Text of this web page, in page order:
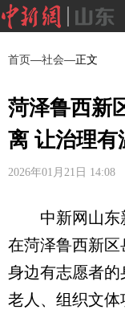
首页—社会—正文
菏泽鲁西新
离 让治理有
2026年01月21日
中新网山东新
在菏泽鲁西新区
身边有志愿者
老人、组织文